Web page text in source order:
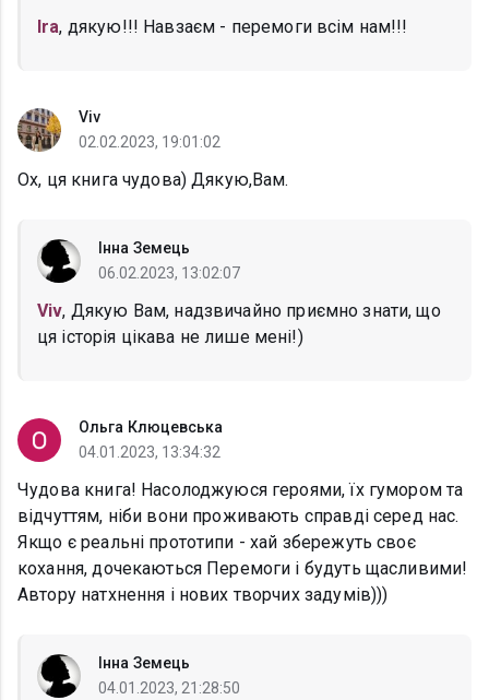
Ira, дякую!!! Навзаєм - перемоги всім нам!!!
Viv
02.02.2023, 19:01:02
Ох, ця книга чудова) Дякую,Вам.
Інна Земець
06.02.2023, 13:02:07
Viv, Дякую Вам, надзвичайно приємно знати, що
ця історія цікава не лише мені!)
Ольга Клюцевська
04.01.2023, 13:34:32
Чудова книга! Насолоджуюся героями, їх гумором та
відчуттям, ніби вони проживають справді серед нас.
Якщо є реальні прототипи - хай збережуть своє
кохання, дочекаються Перемоги і будуть щасливими!
Автору натхнення і нових творчих задумів)))
Інна Земець
04.01.2023, 21:28:50